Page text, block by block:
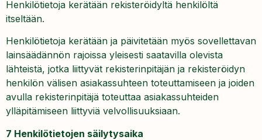
Henkilötietoja kerätään rekisteröidyltä henkilöltä
itseltään.
Henkilötietoja kerätään ja päivitetään myös sovellettavan
lainsäädännön rajoissa yleisesti saatavilla olevista
lähteistä, jotka liittyvät rekisterinpitäjän ja rekisteröidyn
henkilön välisen asiakassuhteen toteuttamiseen ja joiden
avulla rekisterinpitäjä toteuttaa asiakassuhteiden
ylläpitämiseen liittyviä velvollisuuksiaan.
7 Henkilötietojen säilytysaika